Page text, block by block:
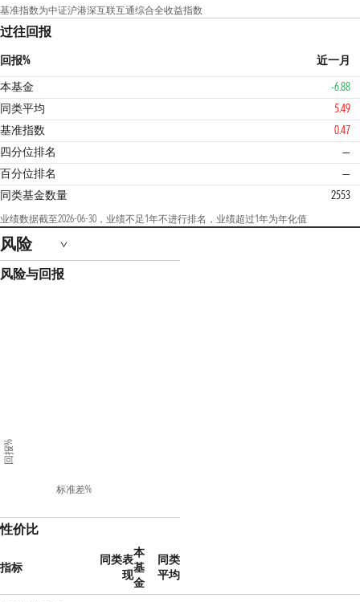
基准指数为中证沪港深互联互通综合全收益指数
过往回报
回报%
近一月
本基金
-6.88
同类平均
5.49
基准指数
0.47
四分位排名
—
百分位排名
—
同类基金数量
2553
业绩数据截至2026-06-30，业绩不足1年不进行排名，业绩超过1年为年化值
风险
风险与回报
标准差%
回报%
性价比
指标
同类表
现
本
基
金
同类
平均